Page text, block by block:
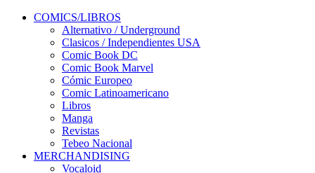
COMICS/LIBROS
Alternativo / Underground
Clasicos / Independientes USA
Comic Book DC
Comic Book Marvel
Cómic Europeo
Comic Latinoamericano
Libros
Manga
Revistas
Tebeo Nacional
MERCHANDISING
Vocaloid